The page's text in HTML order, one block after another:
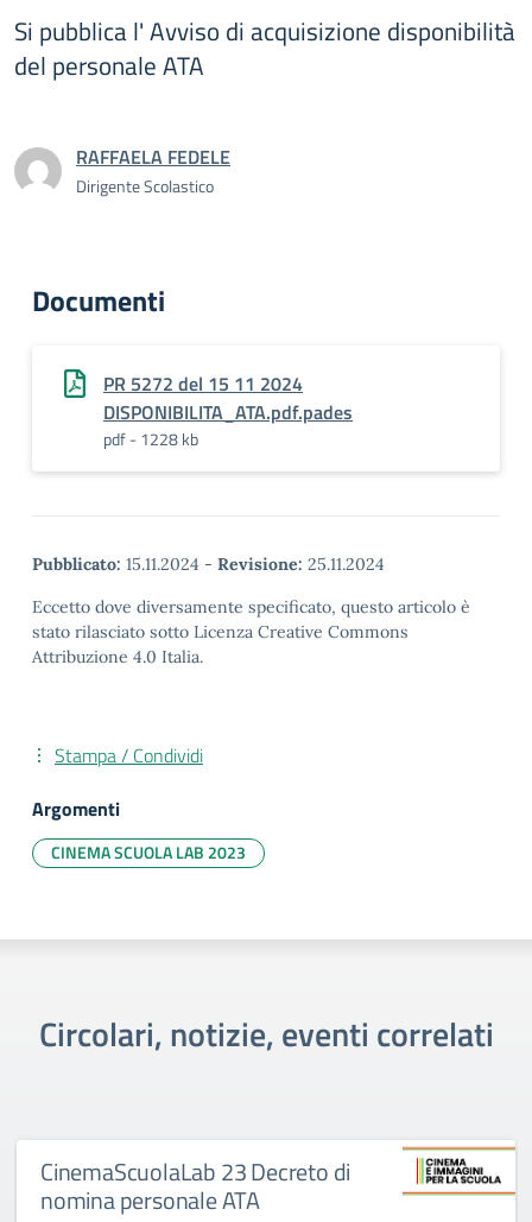
Si pubblica l' Avviso di acquisizione disponibilità
del personale ATA
RAFFAELA FEDELE
Dirigente Scolastico
Documenti
PR 5272 del 15 11 2024
DISPONIBILITA_ATA.pdf.pades
pdf - 1228 kb
Pubblicato: 15.11.2024 - Revisione: 25.11.2024
Eccetto dove diversamente specificato, questo articolo è
stato rilasciato sotto Licenza Creative Commons
Attribuzione 4.0 Italia.
Stampa / Condividi
Argomenti
CINEMA SCUOLA LAB 2023
Circolari, notizie, eventi correlati
CinemaScuolaLab 23 Decreto di
nomina personale ATA